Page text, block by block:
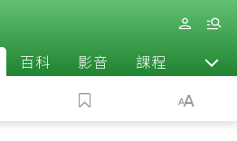
百科 影音 課程 退休